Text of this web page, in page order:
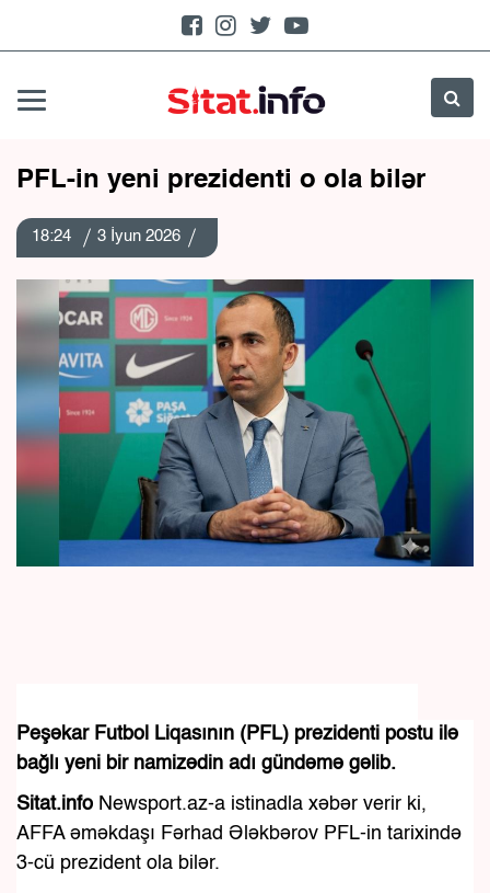
PFL-in yeni prezidenti o ola bilər
18:24 3 İyun 2026
Peşəkar Futbol Liqasının (PFL) prezidenti postu ilə
bağlı yeni bir namizədin adı gündəmə gəlib.
Sitat.info Newsport.az-a istinadla xəbər verir ki,
AFFA əməkdaşı Fərhad Ələkbərov PFL-in tarixində
3-cü prezident ola bilər.